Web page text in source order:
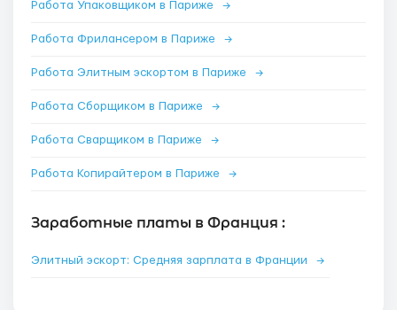
Работа Упаковщиком в Париже →
Работа Фрилансером в Париже →
Работа Элитным эскортом в Париже →
Работа Сборщиком в Париже →
Работа Сварщиком в Париже →
Работа Копирайтером в Париже →
Заработные платы в Франция :
Элитный эскорт: Средняя зарплата в Франции →